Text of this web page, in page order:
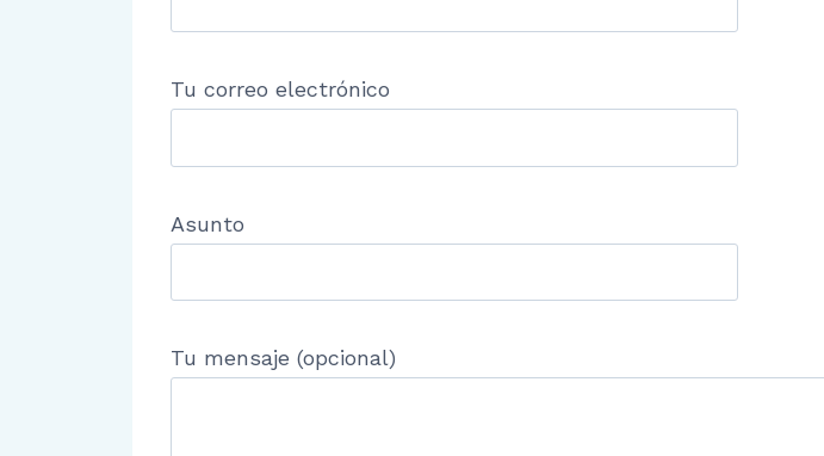
Tu correo electrónico
Asunto
Tu mensaje (opcional)